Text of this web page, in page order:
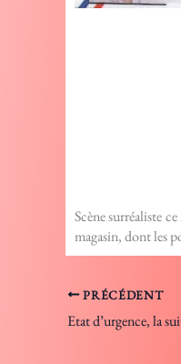
Scène surréaliste
magasin, dont les
PRÉCÉDENT
Etat d’urgence, la